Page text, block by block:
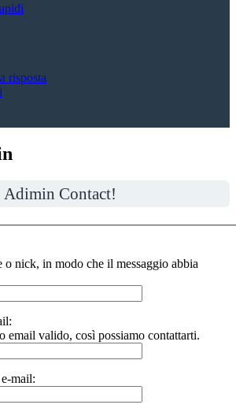
risposta
Adimin Contact!
o nick, in modo che il messaggio abbia
email valido, così possiamo contattarti.
mail: